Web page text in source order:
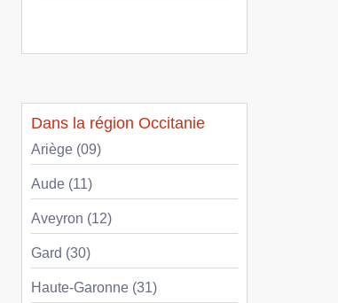
Dans la région Occitanie
Ariège (09)
Aude (11)
Aveyron (12)
Gard (30)
Haute-Garonne (31)